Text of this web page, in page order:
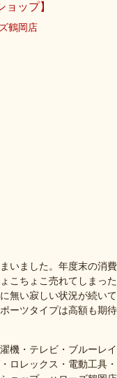
ップ】
鶴岡店
いました。年度末の消
こちょこ売れてしまっ
無い寂しい状況が続い
ーツタイプは高額も期
機・テレビ・ブルーレ
ロレックス・電動工具